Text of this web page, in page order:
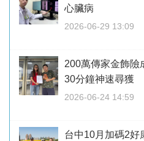
心臟病
2026-06-29 13:09
200萬傳家金飾
30分鐘神速尋獲
2026-06-24 14:59
台中10月加碼2